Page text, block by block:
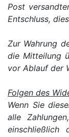
Post
Entschluss,
Zur Wahrung
die Mitteilung
vor Ablauf der
Folgen des
Wenn Sie
alle
einschließlich